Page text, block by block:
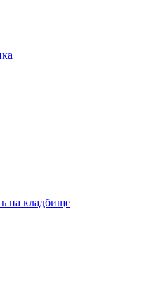
на кладбище